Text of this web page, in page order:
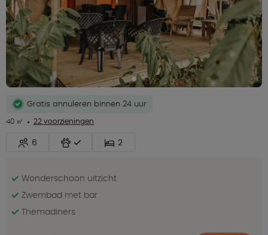
Gratis annuleren binnen 24 uur
40 ㎡
22 voorzieningen
6 2
Wonderschoon uitzicht
Zwembad met bar
Themadiners